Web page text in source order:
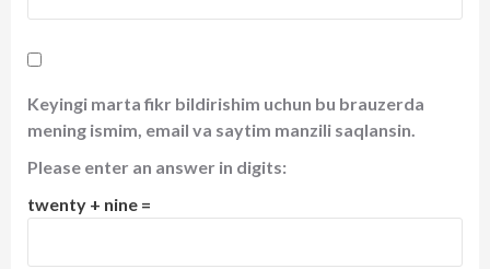
Keyingi marta fikr bildirishim uchun bu brauzerda
mening ismim, email va saytim manzili saqlansin.
Please enter an answer in digits:
twenty + nine =